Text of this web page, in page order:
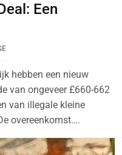
Een
hebben een nieuw
van ongeveer £660-662
van illegale kleine
overeenkomst….